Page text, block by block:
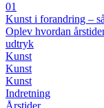
01
Kunst i forandring –
Oplev hvordan
udtryk
Kunst
Kunst
Kunst
Indretning
Årstider